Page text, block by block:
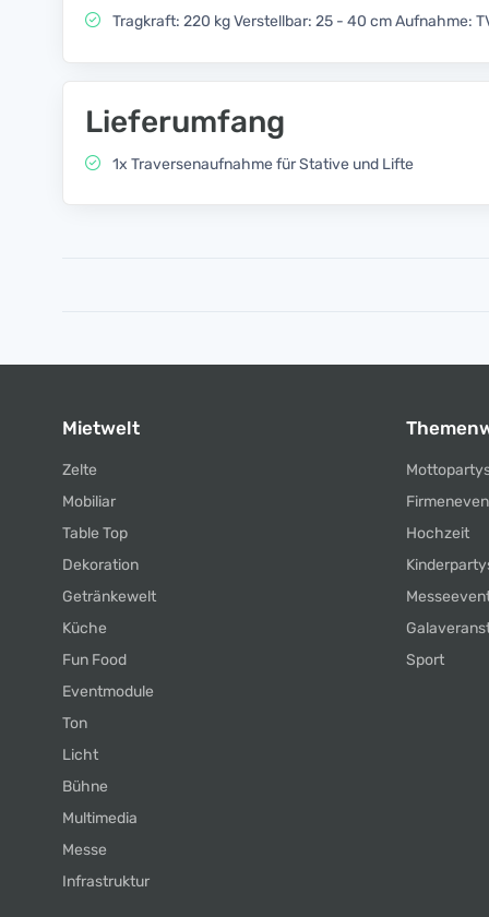
Tragkraft: 220 kg Verstellbar: 25 - 40 cm Aufnahme:
Lieferumfang
1x Traversenaufnahme für Stative und Lifte
Mietwelt
Zelte
Mobiliar
Table Top
Dekoration
Getränkewelt
Küche
Fun Food
Eventmodule
Ton
Licht
Bühne
Multimedia
Messe
Infrastruktur
Hochzeit
Sport